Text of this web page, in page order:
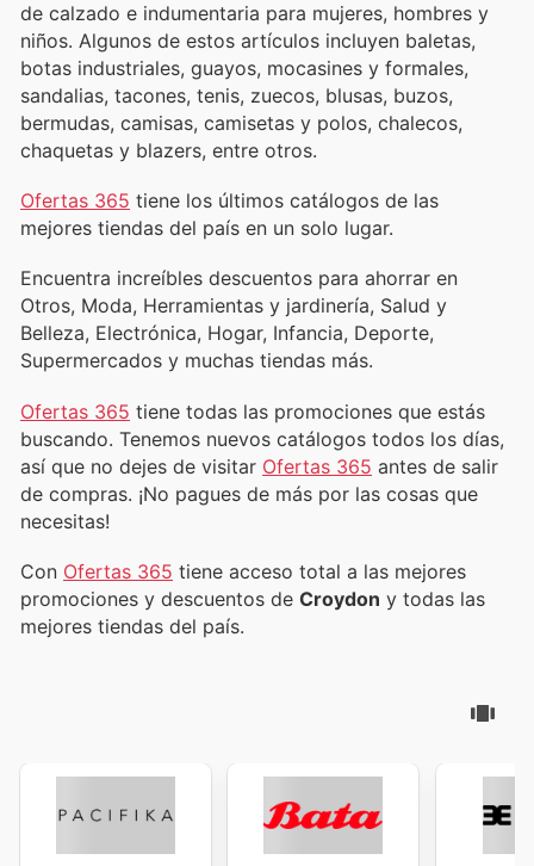
de calzado e indumentaria para mujeres, hombres y
niños. Algunos de estos artículos incluyen baletas,
botas industriales, guayos, mocasines y formales,
sandalias, tacones, tenis, zuecos, blusas, buzos,
bermudas, camisas, camisetas y polos, chalecos,
chaquetas y blazers, entre otros.
Ofertas 365 tiene los últimos catálogos de las
mejores tiendas del país en un solo lugar.
Encuentra increíbles descuentos para ahorrar en
Otros, Moda, Herramientas y jardinería, Salud y
Belleza, Electrónica, Hogar, Infancia, Deporte,
Supermercados y muchas tiendas más.
Ofertas 365 tiene todas las promociones que estás
buscando. Tenemos nuevos catálogos todos los días,
así que no dejes de visitar Ofertas 365 antes de salir
de compras. ¡No pagues de más por las cosas que
necesitas!
Con Ofertas 365 tiene acceso total a las mejores
promociones y descuentos de Croydon y todas las
mejores tiendas del país.